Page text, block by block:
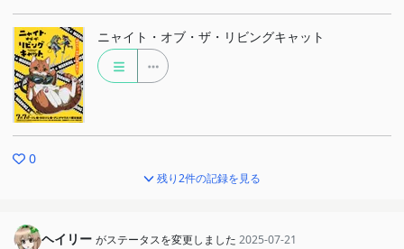
ニャイト・オブ・ザ・リビングキャット
0
残り2件の記録を見る
ヘイリー がステータスを変更しました 2025-07-21